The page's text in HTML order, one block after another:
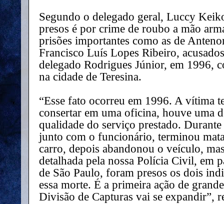
Segundo o delegado geral, Luccy
presos é por crime de roubo a mão
prisões importantes como as de
Francisco Luís Lopes Ribeiro,
delegado Rodrigues Júnior, em 1996,
na cidade de Teresina.
“Esse fato ocorreu em 1996. A vítima
consertar em uma oficina, houve uma
qualidade do serviço prestado.
junto com o funcionário, terminou
carro, depois abandonou o veículo,
detalhada pela nossa Polícia Civil, em
de São Paulo, foram presos os dois
essa morte. É a primeira ação de
Divisão de Capturas vai se expandir”,